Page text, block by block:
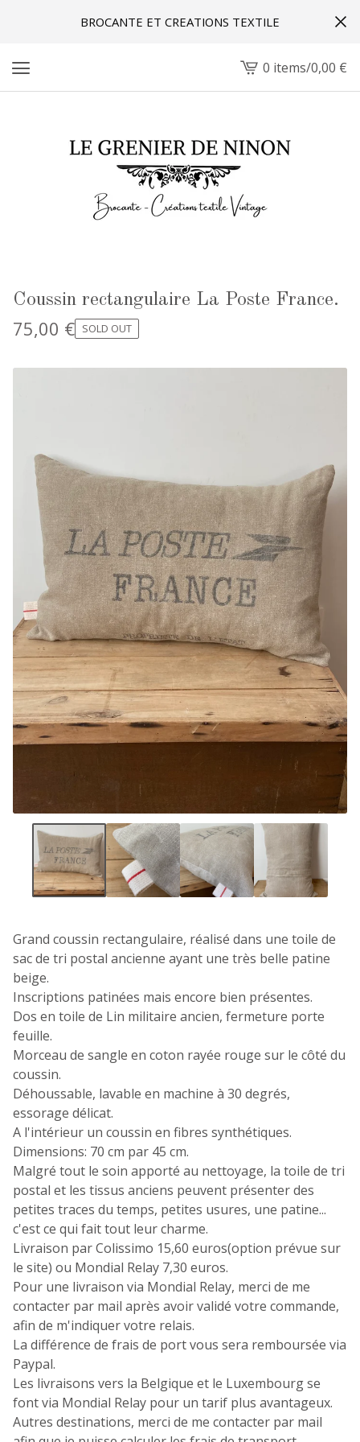
BROCANTE ET CREATIONS TEXTILE
View
cart
0 items/0,00 €
Coussin rectangulaire La Poste France.
75,00 € SOLD OUT
Grand coussin rectangulaire, réalisé dans une toile de
sac de tri postal ancienne ayant une très belle patine
beige.
Inscriptions patinées mais encore bien présentes.
Dos en toile de Lin militaire ancien, fermeture porte
feuille.
Morceau de sangle en coton rayée rouge sur le côté du
coussin.
Déhoussable, lavable en machine à 30 degrés,
essorage délicat.
A l'intérieur un coussin en fibres synthétiques.
Dimensions: 70 cm par 45 cm.
Malgré tout le soin apporté au nettoyage, la toile de tri
postal et les tissus anciens peuvent présenter des
petites traces du temps, petites usures, une patine...
c'est ce qui fait tout leur charme.
Livraison par Colissimo 15,60 euros(option prévue sur
le site) ou Mondial Relay 7,30 euros.
Pour une livraison via Mondial Relay, merci de me
contacter par mail après avoir validé votre commande,
afin de m'indiquer votre relais.
La différence de frais de port vous sera remboursée via
Paypal.
Les livraisons vers la Belgique et le Luxembourg se
font via Mondial Relay pour un tarif plus avantageux.
Autres destinations, merci de me contacter par mail